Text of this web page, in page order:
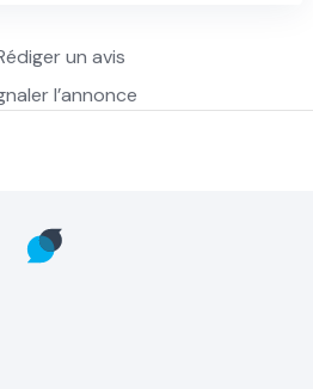
un avis
l’annonce